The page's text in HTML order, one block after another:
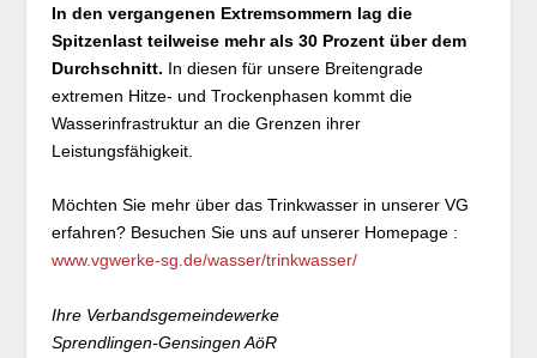
In den vergangenen Extremsommern lag die
Spitzenlast teilweise mehr als 30 Prozent über dem
Durchschnitt. In diesen für unsere Breitengrade
extremen Hitze- und Trockenphasen kommt die
Wasserinfrastruktur an die Grenzen ihrer
Leistungsfähigkeit.
Möchten Sie mehr über das Trinkwasser in unserer VG
erfahren? Besuchen Sie uns auf unserer Homepage :
www.vgwerke-sg.de/wasser/trinkwasser/
Ihre Verbandsgemeindewerke
Sprendlingen-Gensingen AöR